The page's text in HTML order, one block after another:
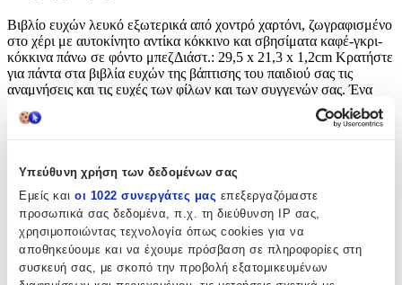
Υπεύθυνη χρήση των δεδομένων σας
Εμείς και οι 1022 συνεργάτες μας επεξεργαζόμαστε
προσωπικά σας δεδομένα, π.χ. τη διεύθυνση IP σας,
χρησιμοποιώντας τεχνολογία όπως cookies για να
αποθηκεύουμε και να έχουμε πρόσβαση σε πληροφορίες στη
συσκευή σας, με σκοπό την προβολή εξατομικευμένων
Βιβλίο ευχών λευκό εξωτερικά από χοντρό χαρτόνι, ζωγραφισμένο
στο χέρι με αυτοκίνητο αντίκα κόκκινο και σβησίματα καφέ-γκρι-
κόκκινα πάνω σε φόντο μπεζΔιάστ.: 29,5 x 21,3 x 1,2cm Κρατήστε
για πάντα στα βιβλία ευχών της βάπτισης του παιδιού σας τις
αναμνήσεις και τις ευχές των φίλων και των συγγενών σας. Ένα
όμορφο ενθύμιο για να θυμάστε αυτήν σημαντική μέρα του παιδιού
σας, αλλά και της δικής σας.
Χαρακτηριστικά
Φύλο:
Αγόρι